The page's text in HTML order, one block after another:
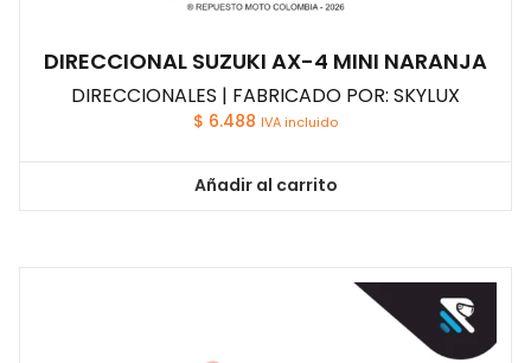
DIRECCIONAL SUZUKI AX-4 MINI NARANJA
DIRECCIONALES | FABRICADO POR: SKYLUX
$ 6.488 IVA incluido
Añadir al carrito